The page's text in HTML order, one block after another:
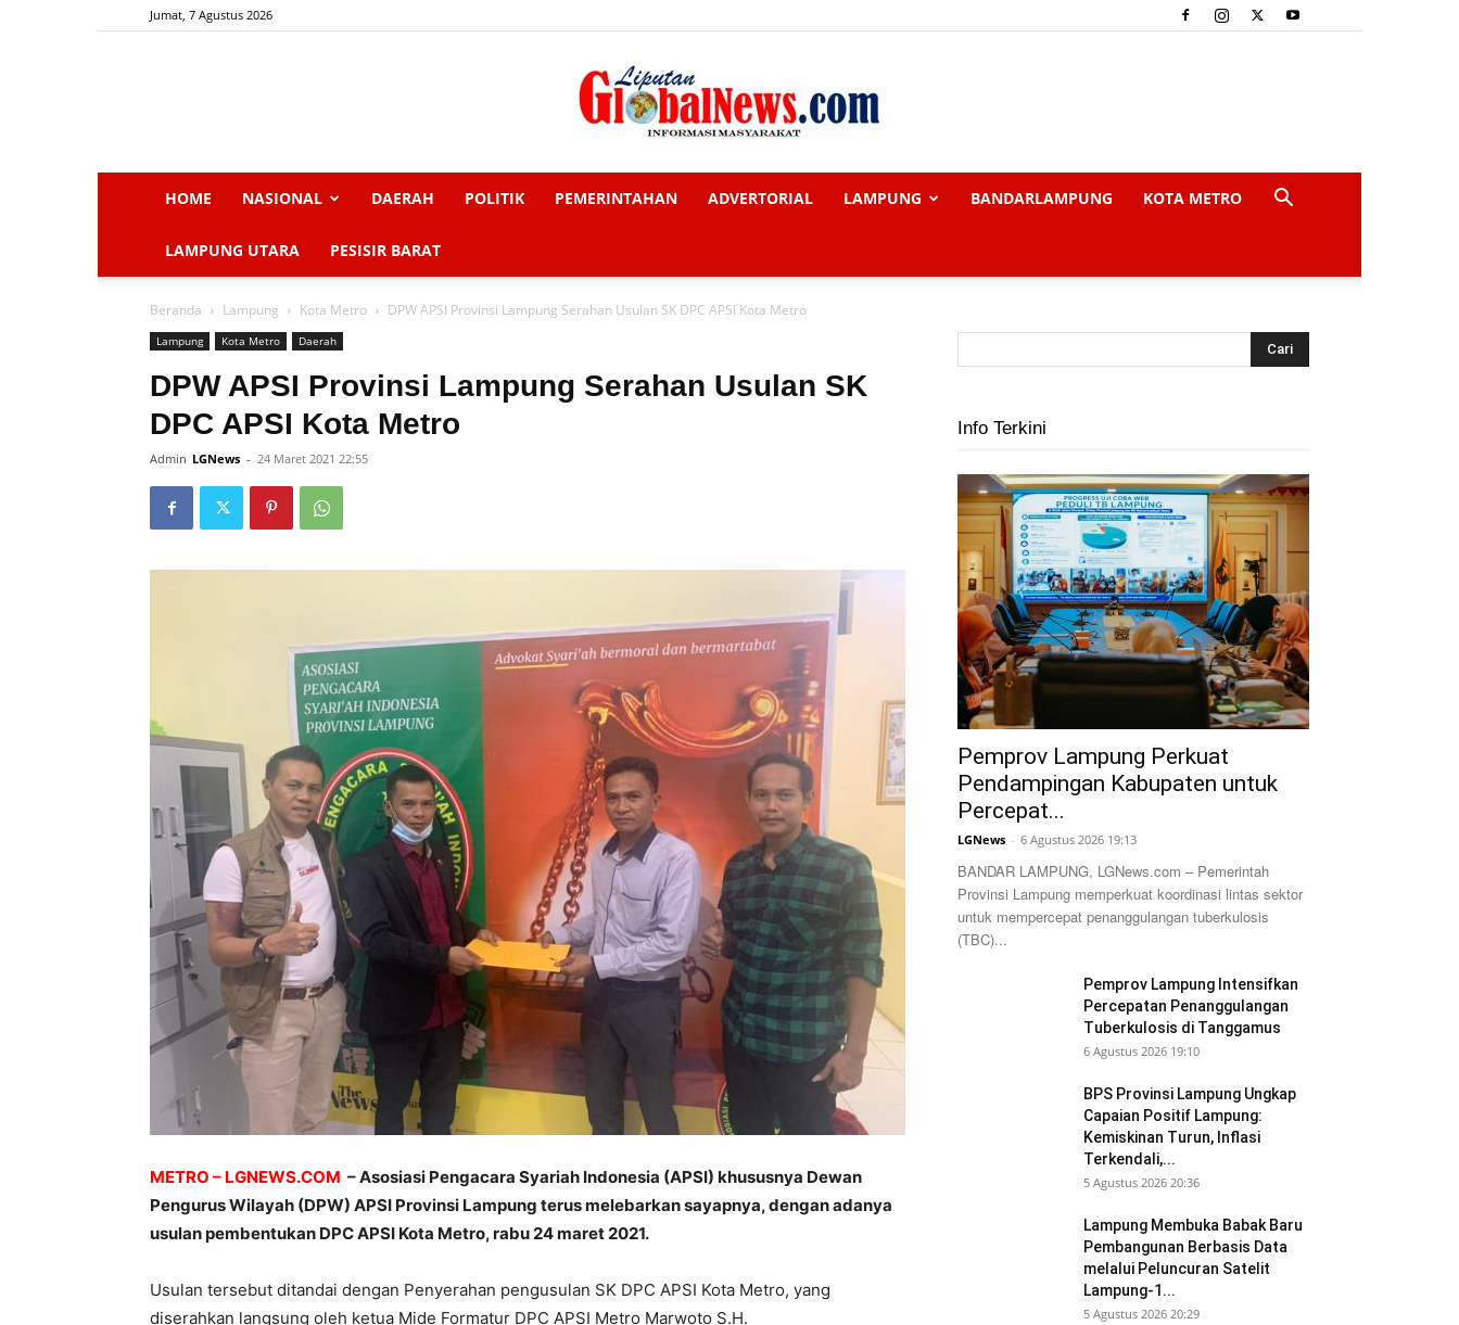
Jumat, 7 Agustus 2026
HOME NASIONAL DAERAH POLITIK PEMERINTAHAN ADVERTORIAL LAMPUNG BANDARLAMPUNG KOTA METRO
LAMPUNG UTARA PESISIR BARAT
Beranda Lampung Kota Metro DPW APSI Provinsi Lampung Serahan Usulan SK DPC APSI Kota Metro
Lampung Kota Metro Daerah
DPW APSI Provinsi Lampung Serahan Usulan SK
DPC APSI Kota Metro
Admin LGNews - 24 Maret 2021 22:55
METRO – LGNEWS.COM – Asosiasi Pengacara Syariah Indonesia (APSI) khususnya Dewan
Pengurus Wilayah (DPW) APSI Provinsi Lampung terus melebarkan sayapnya, dengan adanya
usulan pembentukan DPC APSI Kota Metro, rabu 24 maret 2021.
Usulan tersebut ditandai dengan Penyerahan pengusulan SK DPC APSI Kota Metro, yang
diserahkan langsung oleh ketua Mide Formatur DPC APSI Metro Marwoto S.H.
Info Terkini
Pemprov Lampung Perkuat
Pendampingan Kabupaten untuk
Percepat...
LGNews - 6 Agustus 2026 19:13
BANDAR LAMPUNG, LGNews.com – Pemerintah
Provinsi Lampung memperkuat koordinasi lintas sektor
untuk mempercepat penanggulangan tuberkulosis
(TBC)...
Pemprov Lampung Intensifkan
Percepatan Penanggulangan
Tuberkulosis di Tanggamus
6 Agustus 2026 19:10
BPS Provinsi Lampung Ungkap
Capaian Positif Lampung:
Kemiskinan Turun, Inflasi
Terkendali,...
5 Agustus 2026 20:36
Lampung Membuka Babak Baru
Pembangunan Berbasis Data
melalui Peluncuran Satelit
Lampung-1...
5 Agustus 2026 20:29